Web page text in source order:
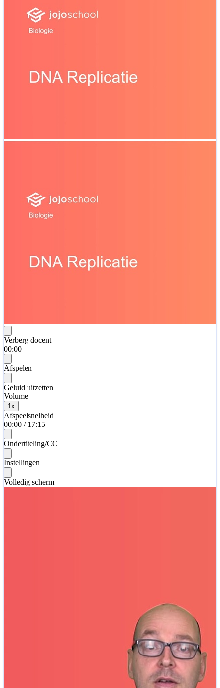
Verberg docent
00:00
Afspelen
Geluid uitzetten
Volume
1 x
Afspeelsnelheid
00:00 / 17:15
Ondertiteling/CC
Instellingen
Volledig scherm